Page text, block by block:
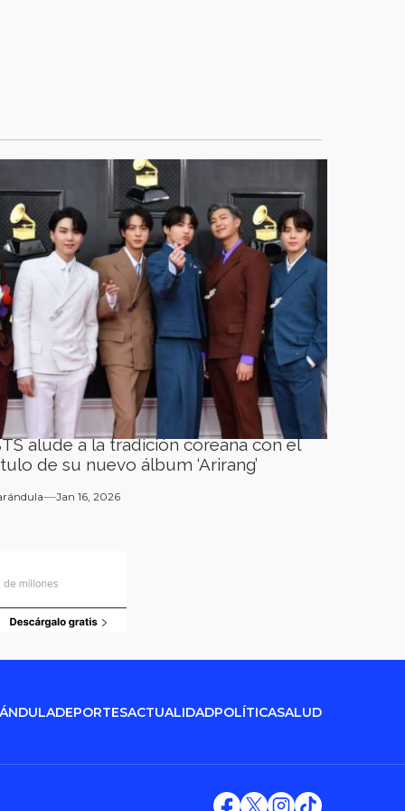
alude a la tradición coreana con el
de su nuevo álbum ‘Arirang’
Jan 16, 2026
DEPORTESACTUALIDADPOLÍTICASALUD